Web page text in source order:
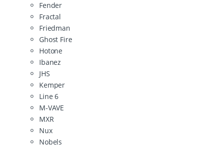
Fender
Fractal
Friedman
Ghost Fire
Hotone
Ibanez
JHS
Kemper
Line 6
M-VAVE
MXR
Nux
Nobels